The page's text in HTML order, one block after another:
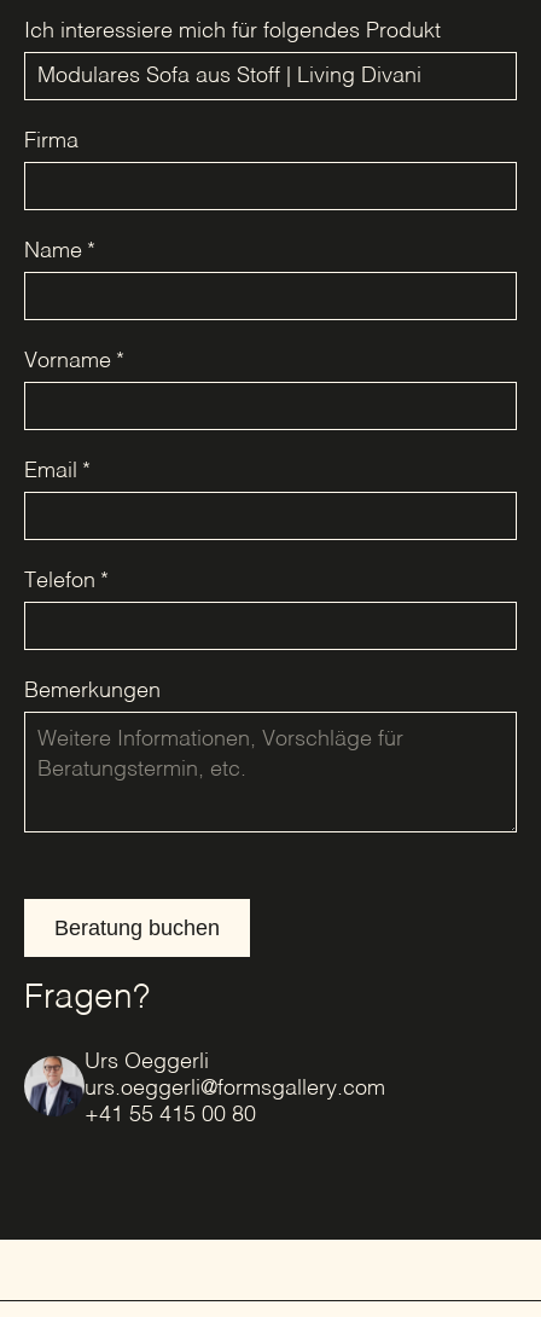
Ich interessiere mich für folgendes Produkt
Firma
Name *
Vorname *
Email *
Telefon *
Bemerkungen
Beratung buchen
Fragen?
Urs Oeggerli
urs.oeggerli@formsgallery.com
+41 55 415 00 80